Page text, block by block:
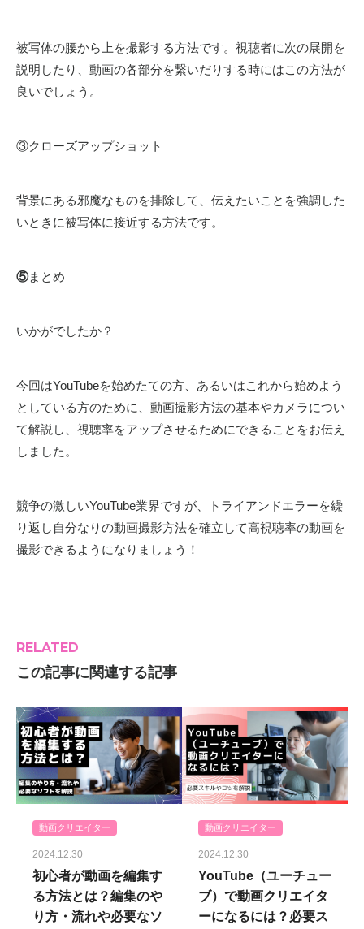
被写体の腰から上を撮影する方法です。視聴者に次の展開を
説明したり、動画の各部分を繋いだりする時にはこの方法が
良いでしょう。
③クローズアップショット
背景にある邪魔なものを排除して、伝えたいことを強調した
いときに被写体に接近する方法です。
⑤まとめ
いかがでしたか？
今回はYouTubeを始めたての方、あるいはこれから始めよう
としている方のために、動画撮影方法の基本やカメラについ
て解説し、視聴率をアップさせるためにできることをお伝え
しました。
競争の激しいYouTube業界ですが、トライアンドエラーを繰
り返し自分なりの動画撮影方法を確立して高視聴率の動画を
撮影できるようになりましょう！
RELATED
この記事に関連する記事
動画クリエイター
2024.12.30
初心者が動画を編集す
る方法とは？編集のや
り方・流れや必要なソ
動画クリエイター
2024.12.30
YouTube（ユーチュー
ブ）で動画クリエイタ
ーになるには？必要ス